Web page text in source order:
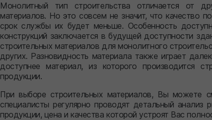
Монолитный тип строительства отличается от
материалов. Но это совсем не значит, что качество
срок службы их будет меньше. Особенность
конструкций заключается в будущей доступности
строительных материалов для монолитного
других. Разновидность материала также играет
доступнее материал, из которого производится
продукции.
При выборе строительных материалов, Вы можете
специалисты регулярно проводят детальный
продукции, цена и качества которой устроят Вас